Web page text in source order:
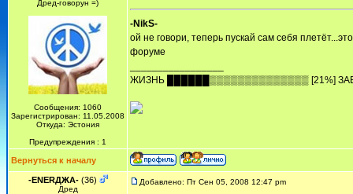
Дред-говорун =)
Сообщения: 1060
Зарегистрирован: 11.05.2008
Откуда: Эстония
Предупреждения : 1
-NikS-
ой не говори, теперь пускай сам себя
форуме
ЖИЗHЬ ██████▒▒▒▒▒▒▒▒▒▒▒▒▒▒ [21%]
Вернуться к началу
-ENERДЖА-(36)
Дред
Добавлено: Пт Сен 05, 2008 12:47 pm